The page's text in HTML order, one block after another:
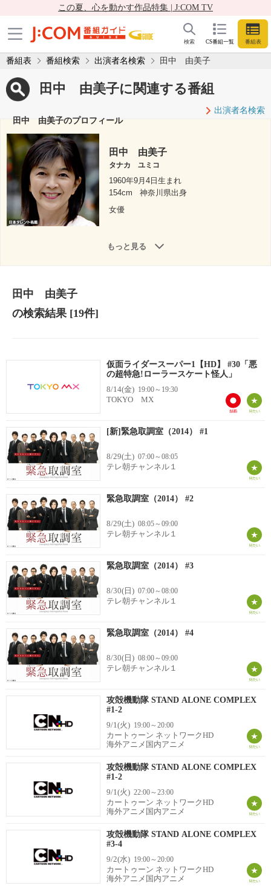
この夏、心を動かす作品特集 | J:COM TV
CS番組一覧 番組表
検索
番組表 番組検索 出演者名検索 田中 由美子
田中 由美子に関連する番組
出演者名検索
田中 由美子のプロフィール
田中 由美子
タナカ ユミコ
1960年9月4日生まれ
154cm
神奈川県出身
女優
もっと見る
田中 由美子
の検索結果[19件]
仮面ライダースーパー1【HD】 #30「悪
の超特急!ローラースケート怪人」
8/14(金) 19:00～19:30
TOKYO MX
[新]緊急取調室（2014） #1
8/29(土) 07:00～08:05
テレ朝チャンネル１
緊急取調室（2014） #2
8/29(土) 08:05～09:00
テレ朝チャンネル１
緊急取調室（2014） #3
8/30(日) 07:00～08:00
テレ朝チャンネル１
緊急取調室（2014） #4
8/30(日) 08:00～09:00
テレ朝チャンネル１
攻殻機動隊 STAND ALONE COMPLEX
#1-2
9/1(火) 19:00～20:00
カートゥーン ネットワークHD
海外アニメ国内アニメ
攻殻機動隊 STAND ALONE COMPLEX
#1-2
9/1(火) 22:00～23:00
カートゥーン ネットワークHD
海外アニメ国内アニメ
攻殻機動隊 STAND ALONE COMPLEX
#3-4
9/2(水) 19:00～20:00
カートゥーン ネットワークHD
海外アニメ国内アニメ